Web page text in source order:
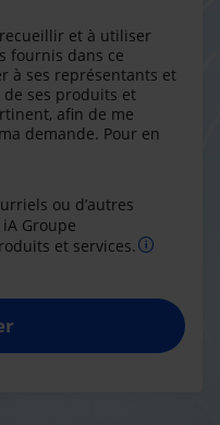
et à utiliser
fournis dans ce
à ses représentants et
ses produits et
afin de me
demande. Pour en
ou d’autres
Groupe
et services.